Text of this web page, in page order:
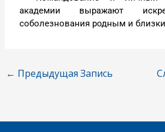
академии выражают
соболезнования родным и
← Предыдущая Запись